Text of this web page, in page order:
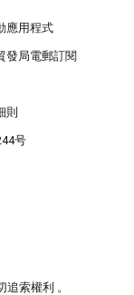
應用程式
發局電郵訂閱
則
号
索權利 。